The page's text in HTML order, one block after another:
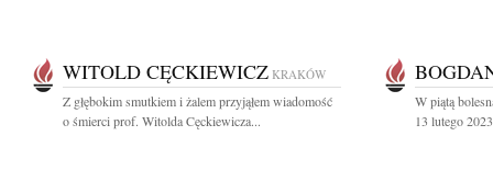
WITOLD CĘCKIEWICZ KRAKÓW
Z głębokim smutkiem i żalem przyjąłem wiadomość
o śmierci prof. Witolda Cęckiewicza...
W piątą
13 lutego